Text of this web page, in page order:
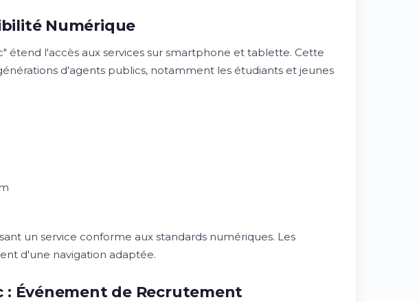
Numérique
étend l'accès aux services sur smartphone et tablette. Cette
d'agents publics, notamment les étudiants et jeunes
un service conforme aux standards numériques. Les
d'une navigation adaptée.
: Événement de Recrutement